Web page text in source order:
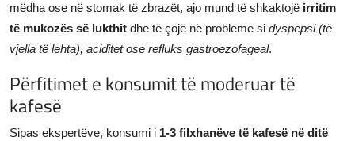
mëdha ose në stomak të zbrazët, ajo mund të shkaktojë irritim
të mukozës së lukthit dhe të çojë në probleme si dyspepsi (të
vjella të lehta), aciditet ose refluks gastroezofageal.
Përfitimet e konsumit të moderuar të
kafesë
Sipas ekspertëve, konsumi i 1-3 filxhanëve të kafesë në ditë